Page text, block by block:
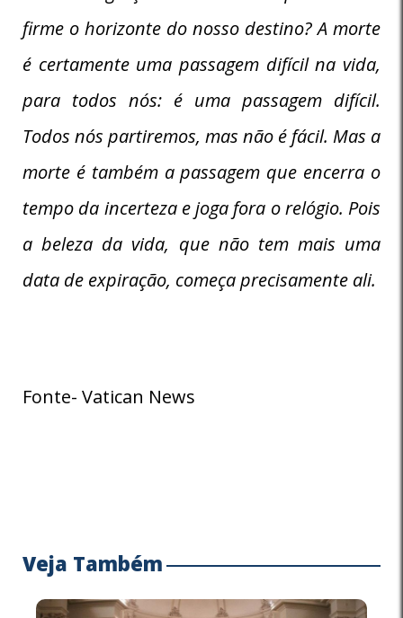
firme o horizonte do nosso destino? A morte
é certamente uma passagem difícil na vida,
para todos nós: é uma passagem difícil.
Todos nós partiremos, mas não é fácil. Mas a
morte é também a passagem que encerra o
tempo da incerteza e joga fora o relógio. Pois
a beleza da vida, que não tem mais uma
data de expiração, começa precisamente ali.
Fonte- Vatican News
Veja Também